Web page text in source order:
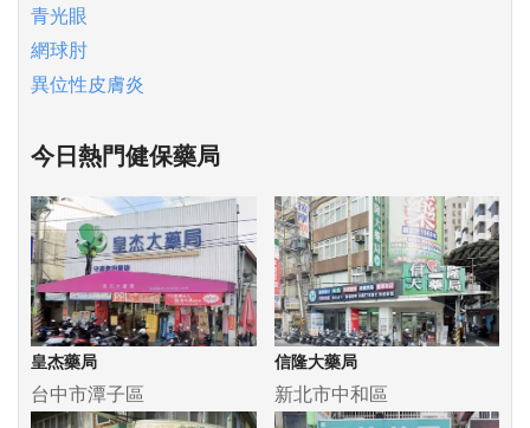
青光眼
網球肘
異位性皮膚炎
今日熱門健保藥局
皇杰藥局
台中市潭子區
信隆大藥局
新北市中和區